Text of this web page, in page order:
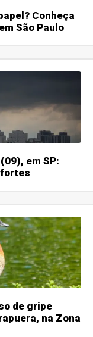
Conheça
São Paulo
em SP:
fortes
de gripe
na Zona